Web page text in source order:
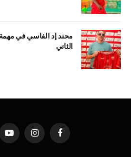
محند إد الفاسي في مهمة
الثاني
فيسبوك الانستغرام